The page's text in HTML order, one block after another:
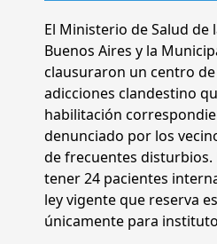
El Ministerio de Salud de
Buenos Aires y la
clausuraron un centro
adicciones clandestino
habilitación
denunciado por los
de frecuentes disturbios.
tener 24 pacientes
ley vigente que reserva
únicamente para